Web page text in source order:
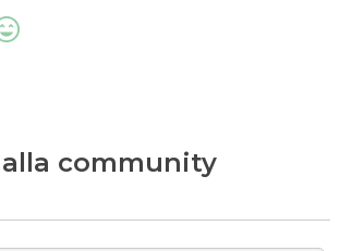
community